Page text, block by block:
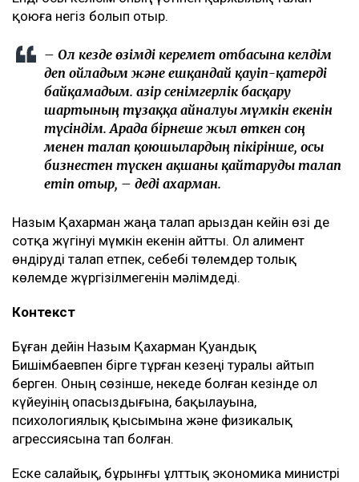
қоюға негіз болып отыр.
– Ол кезде өзімді керемет отбасына келдім
деп ойладым және ешқандай қауіп-қатерді
байқамадым. Қазір сенімгерлік басқару
шартының тұзаққа айналуы мүмкін екенін
түсіндім. Арада бірнеше жыл өткен соң
менен талап қоюшылардың пікірінше, осы
бизнестен түскен ақшаны қайтаруды талап
етіп отыр, – деді Қахарман.
Назым Қахарман жаңа талап арыздан кейін өзі де
сотқа жүгінуі мүмкін екенін айтты. Ол алимент
өндіруді талап етпек, себебі төлемдер толық
көлемде жүргізілмегенін мәлімдеді.
Контекст
Бұған дейін Назым Қахарман Қуандық
Бишімбаевпен бірге тұрған кезеңі туралы айтып
берген. Оның сөзінше, некеде болған кезінде ол
күйеуінің опасыздығына, бақылауына,
психологиялық қысымына және физикалық
агрессиясына тап болған.
Еске салайық, бұрынғы ұлттық экономика министрі